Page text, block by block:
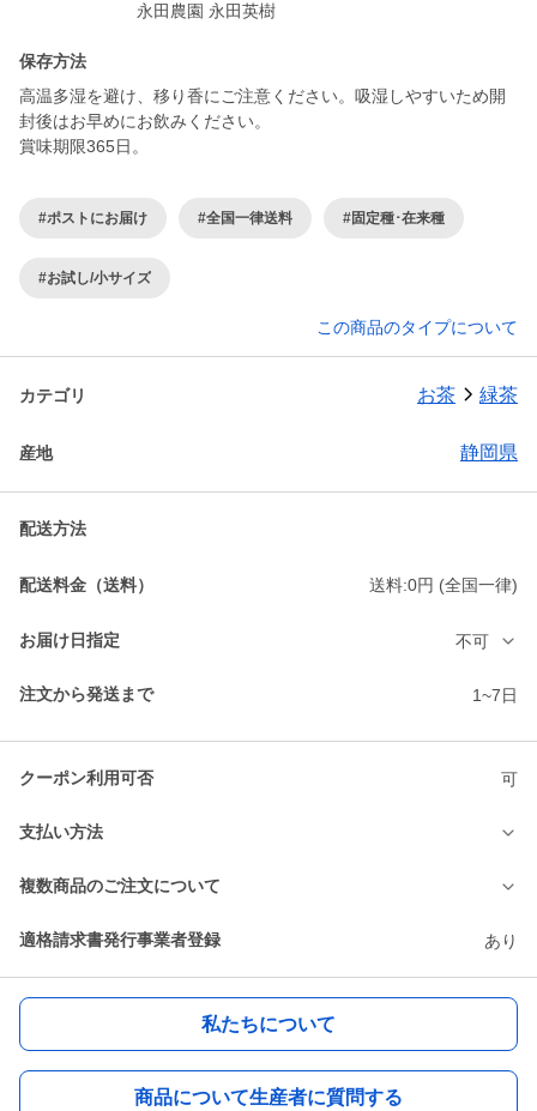
永田農園 永田英樹
保存方法
高温多湿を避け、移り香にご注意ください。吸湿しやすいため開
封後はお早めにお飲みください。
賞味期限365日。
#ポストにお届け #全国一律送料 #固定種･在来種
#お試し/小サイズ
この商品のタイプについて
カテゴリ お茶 緑茶
産地 静岡県
配送方法
配送料金（送料） 送料:0円 (全国一律)
お届け日指定 不可
注文から発送まで 1~7日
クーポン利用可否 可
支払い方法
複数商品のご注文について
適格請求書発行事業者登録 あり
私たちについて
商品について生産者に質問する